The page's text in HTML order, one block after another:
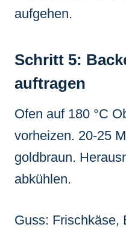
aufgehen.
Schritt 5:
auftragen
Ofen auf 180 °C
vorheizen. 20-25
goldbraun.
abkühlen.
Guss: Frischkäse,